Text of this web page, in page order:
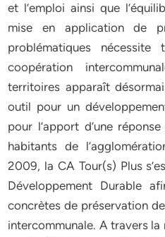
et l’emploi ainsi que
mise en application de
problématiques nécessite
coopération
territoires apparaît
outil pour un
pour l’apport d’une
habitants de
2009, la CA Tour(s) Plus
Développement Durable
concrètes de préservation de
intercommunale. A travers